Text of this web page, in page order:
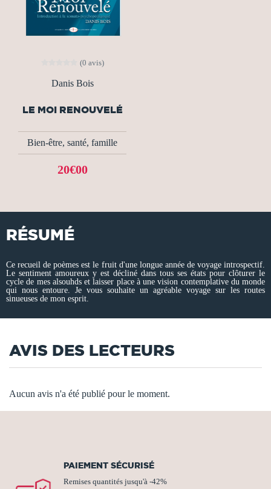
(0 avis)
Danis Bois
LE MOI RENOUVELÉ
Bien-être, santé, famille
20€00
RÉSUMÉ
Ce recueil de poèmes est le fruit d'une longue année de voyage introspectif.
Le sentiment amoureux y est décliné dans tous ses états pour clôturer le
cycle de mes alsouhds et laisser place à une vision contemplative du monde
qui nous entoure. Je vous souhaite un agréable voyage sur les routes
sinueuses de mon esprit.
AVIS DES LECTEURS
Aucun avis n'a été publié pour le moment.
PAIEMENT SÉCURISÉ
Remises quantités jusqu'à -42%